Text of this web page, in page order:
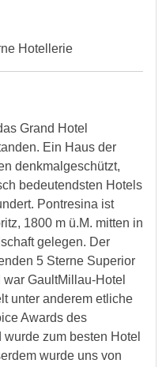
Hotellerie
Grand Hotel
Ein Haus der
denkmalgeschützt,
bedeutendsten Hotels
Pontresina ist
1800 m ü.M. mitten in
gelegen. Der
5 Sterne Superior
GaultMillau-Hotel
unter anderem etliche
Awards des
zum besten Hotel
wurde uns von